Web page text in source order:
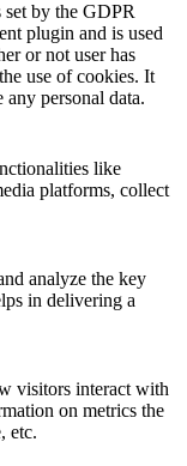
by the GDPR
plugin and is used
or not user has
use of cookies. It
any personal data.
like
platforms, collect
analyze the key
in delivering a
visitors interact with
on metrics the
etc.